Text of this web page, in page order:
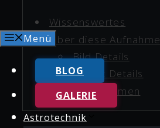
Menü
BLOG
GALERIE
Astrotechnik
Wissenswertes
Über diese Aufnahme
Bild Details
Objekt Details
Ältere Aufnahmen